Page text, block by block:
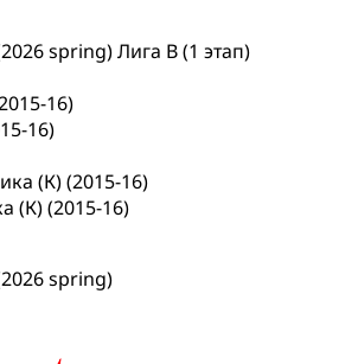
spring) Лига В (1 этап)
16)
(К) (2015-16)
spring)